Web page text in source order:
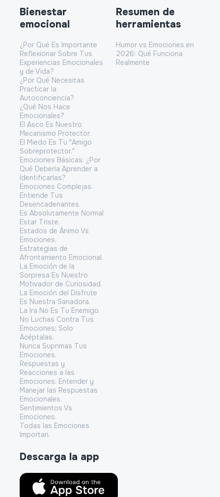
Bienestar
emocional
¿Por Qué Es Importante
Reflexionar Sobre Tus
Experiencias Emocionales
y de Vida?
¿Por Qué Necesitas
Practicar la
Autoconciencia?
¿Qué Nos Hace
Emocionales?
El Asco Es Nuestro
Mecanismo Protector.
El Miedo Es Tu "Amigo
Sobreprotector."
Emociones Básicas: ¿Por
Qué Debería Aprender a
Identificarlas?
Emociones Complejas.
Entiende Tus
Desencadenantes.
Es Absolutamente Normal
Estar Triste.
Estados de Ánimo Vs
Emociones.
Estrategias de
Afrontamiento Emocional.
La Emoción de la
Sorpresa Es Nuestro
Motivador de Curiosidad.
La Emoción del Disfrute
Es Nuestra Sanadora.
La Ira No Es Tu Enemigo.
No Luchas Contra Tus
Emociones; Solo
Acéptalas.
Nunca Suprimas Tus
Emociones.
Respuestas y
Reacciones a las
Emociones: Entender y
Manejar las Respuestas
Emocionales.
Sentimientos Vs
Emociones.
Todas las Emociones
Importan.
Resumen de
herramientas
Humor vs Emociones en
2026: Qué Funciona
Realmente
Descarga la app